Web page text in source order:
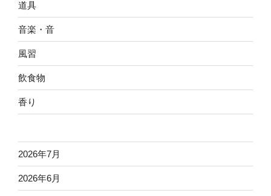
道具
音楽・音
風習
飲食物
香り
2026年7月
2026年6月